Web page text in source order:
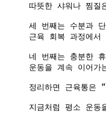
따뜻한 샤워나 찜
세 번째는 수분과
근육 회복 과정에
네 번째는 충분한
운동을 계속 이어
정리하면 근육통은
지금처럼 평소 운